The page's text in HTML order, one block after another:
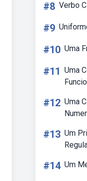
#8 Verbo
#9
#10 Uma
#11 Uma
#12 Uma
#13 Um
#14 Um